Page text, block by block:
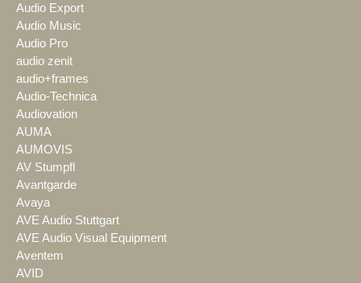
Audio Export
Audio Music
Audio Pro
audio zenit
audio+frames
Audio-Technica
Audiovation
AUMA
AUMOVIS
AV Stumpfl
Avantgarde
Avaya
AVE Audio Stuttgart
AVE Audio Visual Equipment
Aventem
AVID